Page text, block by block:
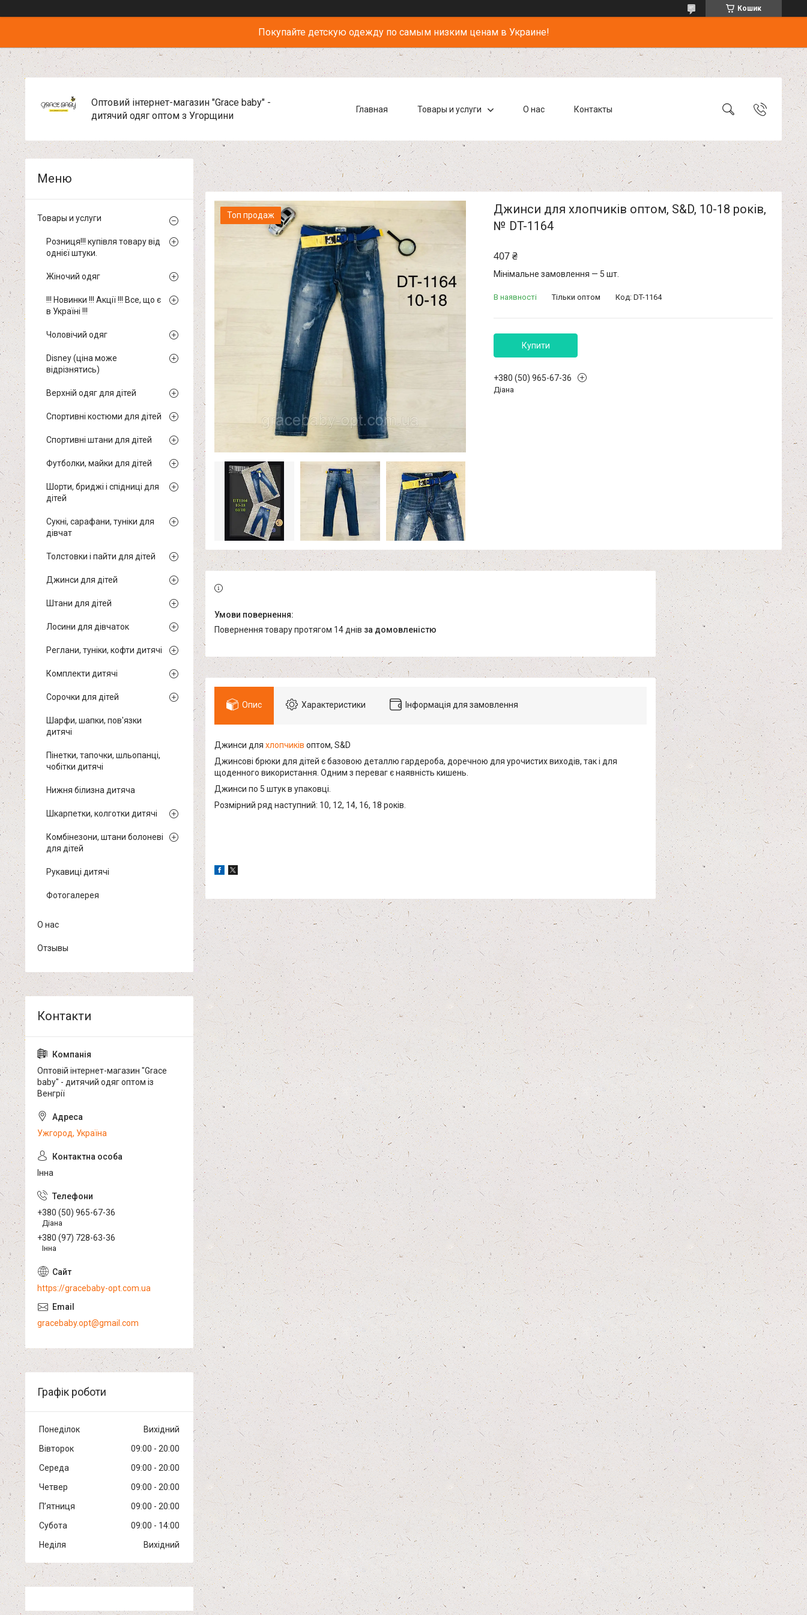
Кошик
Покупайте детскую одежду по самым низким ценам в Украине!
Оптовий інтернет-магазин "Grace baby" -
дитячий одяг оптом з Угорщини
Главная Товары и услуги О нас Контакты
Топ продаж
Джинси для хлопчиків оптом, S&D, 10-18 років,
№ DT-1164
407 ₴
Мінімальне замовлення — 5 шт.
В наявності Тільки оптом Код: DT-1164
Купити
+380 (50) 965-67-36
Діана
повернення товару протягом 14 днів за домовленістю
Опис Характеристики Інформація для замовлення
Джинси для хлопчиків оптом, S&D
Джинсові брюки для дітей є базовою деталлю гардероба, доречною для урочистих виходів, так і для
щоденного використання. Одним з переваг є наявність кишень.
Джинси по 5 штук в упаковці.
Розмірний ряд наступний: 10, 12, 14, 16, 18 років.
Товары и услуги
Розниця!!! купівля товару від
однієї штуки.
Жіночий одяг
!!! Новинки !!! Акції !!! Все, що є
в Україні !!!
Чоловічий одяг
Disney (ціна може
відрізнятись)
Верхній одяг для дітей
Спортивні костюми для дітей
Спортивні штани для дітей
Футболки, майки для дітей
Шорти, бриджі і спідниці для
дітей
Сукні, сарафани, туніки для
дівчат
Толстовки і пайти для дітей
Джинси для дітей
Штани для дітей
Лосини для дівчаток
Реглани, туніки, кофти дитячі
Комплекти дитячі
Сорочки для дітей
Шарфи, шапки, пов'язки
дитячі
Пінетки, тапочки, шльопанці,
чобітки дитячі
Нижня білизна дитяча
Шкарпетки, колготки дитячі
Комбінезони, штани болоневі
для дітей
Рукавиці дитячі
Фотогалерея
О нас
Отзывы
Оптовій інтернет-магазин "Grace
baby" - дитячий одяг оптом із
Венгрії
Ужгород, Україна
Інна
+380 (50) 965-67-36
Діана
+380 (97) 728-63-36
Інна
https://gracebaby-opt.com.ua
gracebaby.opt@gmail.com
Графік роботи
Понеділок
Вихідний
Вівторок
09:00
20:00
Середа
09:00
20:00
Четвер
09:00
20:00
Пʼятниця
09:00
20:00
Субота
09:00
14:00
Неділя
Вихідний